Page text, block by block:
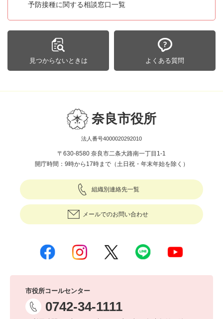
予防接種に関する相談窓口一覧
見つからないときは よくある質問
奈良市役所
法人番号4000020292010
〒630-8580 奈良市二条大路南一丁目1-1
開庁時間：9時から17時まで（土日祝・年末年始を除く）
組織別連絡先一覧
メールでのお問い合わせ
市役所コールセンター
0742-34-1111